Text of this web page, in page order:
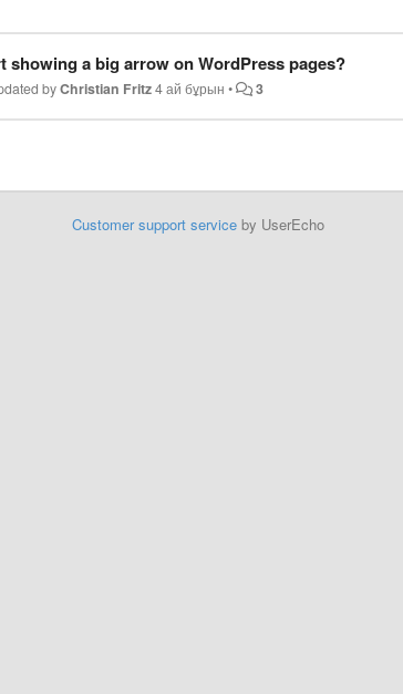
showing a big arrow on WordPress pages?
byChristian Fritz4 ай бұрын • 3
Customer support serviceby UserEcho